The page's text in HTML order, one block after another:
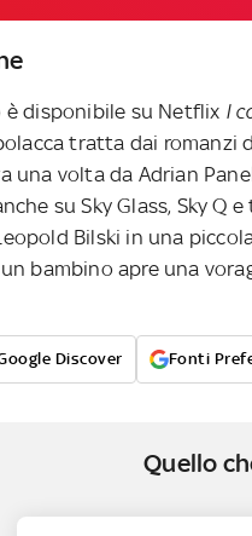
è disponibile su Netflix I
tratta dai romanzi
una volta da Adrian
su Sky Glass, Sky Q
Bilski in una
bambino apre una
Discover Fonti
Quello